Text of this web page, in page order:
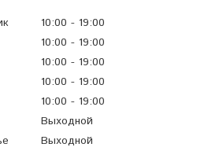
10:00
19:00
10:00
19:00
10:00
19:00
10:00
19:00
10:00
19:00
Выходной
Выходной